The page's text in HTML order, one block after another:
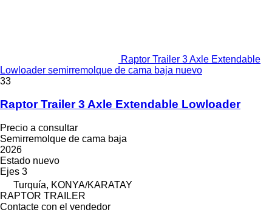
Raptor Trailer 3 Axle Extendable
Lowloader semirremolque de cama baja nuevo
33
Raptor Trailer 3 Axle Extendable Lowloader
Precio a consultar
Semirremolque de cama baja
2026
Estado nuevo
Ejes 3
Turquía, KONYA/KARATAY
RAPTOR TRAILER
Contacte con el vendedor